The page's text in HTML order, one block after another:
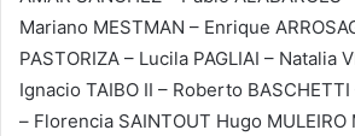
Mariano MESTMAN – Enrique
PASTORIZA – Lucila PAGLIAI – Natalia
Ignacio TAIBO II – Roberto
– Florencia SAINTOUT Hugo MULEIRO